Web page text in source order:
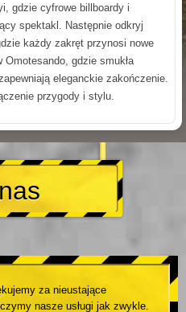
gdzie cyfrowe billboardy i
spektakl. Następnie odkryj
każdy zakręt przynosi nowe
gdzie smukła
eleganckie zakończenie.
przygody i stylu.
za nieustające
nasze usługi jak zwykle.